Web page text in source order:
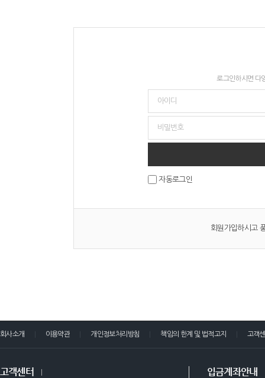
로그인하시면 다
자동로그인
회원가입하시고
회사소개 이용약관 개인정보처리방침 책임의 한계 및 법적고지 고객
고객센터 입금계좌안내